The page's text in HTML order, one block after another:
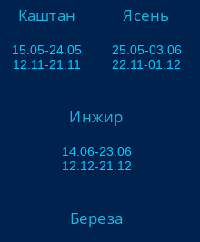
Каштан
15.05-24.05
12.11-21.11
Ясень
25.05-03.06
22.11-01.12
Инжир
14.06-23.06
12.12-21.12
Береза